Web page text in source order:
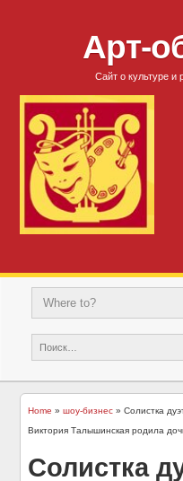
Арт-
Сайт о культуре и
Home »шоу-бизнес » Солистка
Виктория Талышинская родила
Солистка